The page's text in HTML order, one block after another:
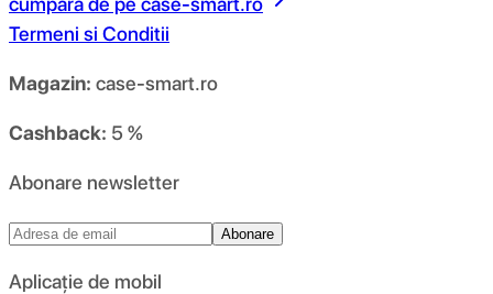
Termeni si Conditii
Magazin: case-smart.ro
Cashback: 5 %
Abonare newsletter
Abonare
Aplicație de mobil